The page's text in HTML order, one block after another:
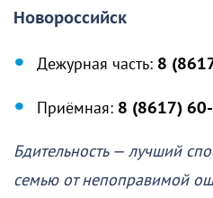
Новороссийск
Дежурная часть: 8
Приёмная: 8 (8617)
Бдительность — лучший
семью от непоправимой